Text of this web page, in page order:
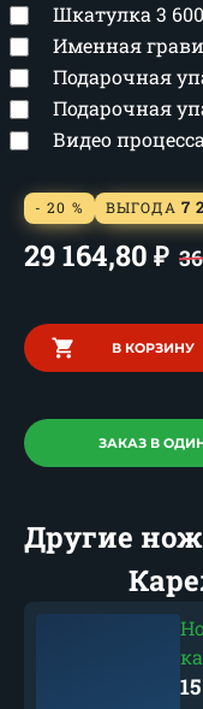
Шкатулка 3 600
Именная
Подарочная
Подарочная
Видео
- 20 % ВЫГОДА 7
29 164,80 ₽
В КОРЗИНУ
ЗАКАЗ В
Другие